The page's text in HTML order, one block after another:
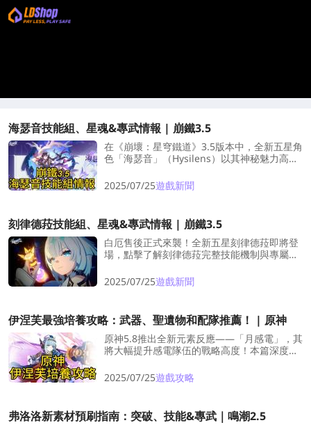
海瑟音技能組、星魂&專武情報 | 崩鐵3.5
在《崩壞：星穹鐵道》3.5版本中，全新五星角
色「海瑟音」（Hysilens）以其神秘魅力高居
入瞭解這位定位為「物理屬性妨害型」角色的
核心情報。
2025/07/25遊戲新聞
刻律德菈技能組、星魂&專武情報 | 崩鐵3.5
白厄售後正式來襲！全新五星刻律德菈即將登
場，點擊了解刻律德菈完整技能機制與專屬光
助！
2025/07/25遊戲新聞
伊涅芙最強培養攻略：武器、聖遺物和配隊推薦！ | 原神
原神5.8推出全新元素反應——「月感電」，其
將大幅提升感電隊伍的戰略高度！本篇深度培
薦武器與聖遺物，以及最大化戰力的隊伍搭
配。現在就和我一起來一探究竟吧！
2025/07/25遊戲攻略
弗洛洛新素材預刷指南：突破、技能&專武｜鳴潮2.5